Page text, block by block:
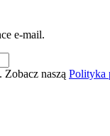
e-mail.
Zobacz naszą Polityka